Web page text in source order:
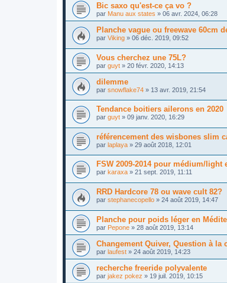
Bic saxo qu'est-ce ça vo ?
par Manu aux states » 06 avr. 2024, 06:28
Planche vague ou freewave 60cm
par Viking » 06 déc. 2019, 09:52
Vous cherchez une 75L?
par guyt » 20 févr. 2020, 14:13
dilemme
par snowflake74 » 13 avr. 2019, 21:54
Tendance boitiers ailerons en 2020
par guyt » 09 janv. 2020, 16:29
référencement des wisbones slim
par laplaya » 29 août 2018, 12:01
FSW 2009-2014 pour médium/
par karaxa » 21 sept. 2019, 11:11
RRD Hardcore 78 ou wave cult 82?
par stephanecopello » 24 août 2019, 14:47
Planche pour poids léger en
par Pepone » 28 août 2019, 13:14
Changement Quiver, Question à la
par laufest » 24 août 2019, 14:23
recherche freeride polyvalente
par jakez pokez » 19 juil. 2019, 10:15